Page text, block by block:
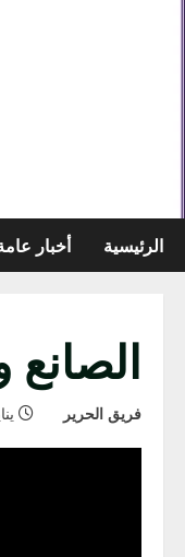
الرئيسية أخبار
فريق الحرير يناير